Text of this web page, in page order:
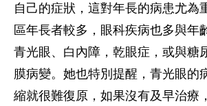
自己的症狀，這對年長的病患尤為
區年長者較多，眼科疾病也多與年
青光眼、白內障，乾眼症，或與糖
膜病變。她也特別提醒，青光眼的
縮就很難復原，如果沒有及早治療